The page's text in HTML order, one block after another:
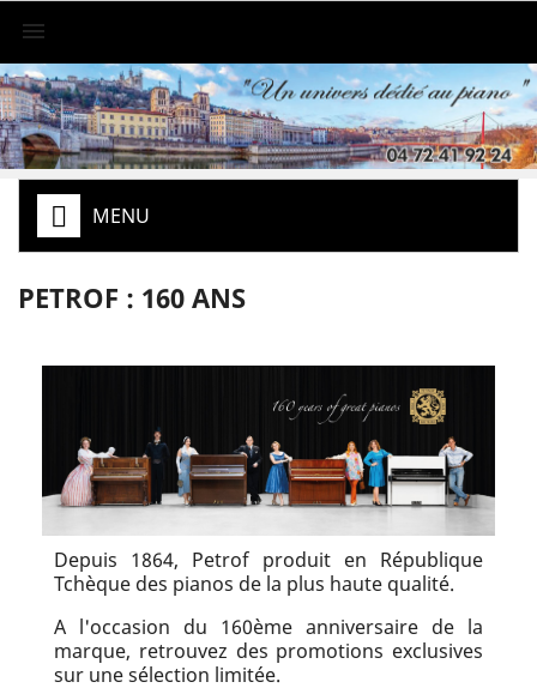

MENU
PETROF : 160 ANS
Depuis 1864, Petrof produit en République
Tchèque des pianos de la plus haute qualité.
A l'occasion du 160ème anniversaire de la
marque, retrouvez des promotions exclusives
sur une sélection limitée.